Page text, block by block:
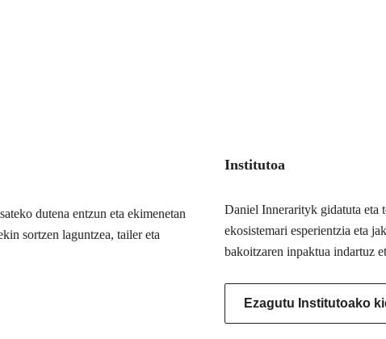
dutena entzun eta ekimenetan
sortzen laguntzea, tailer eta
Institutoa
Daniel Innerarityk gidatuta eta
ekosistemari esperientzia eta
bakoitzaren inpaktua indartuz
Ezagutu Institutoako